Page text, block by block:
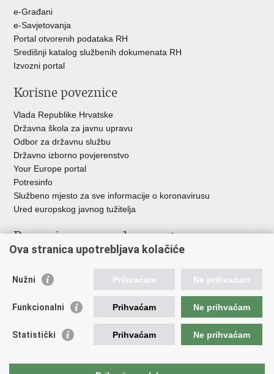
e-Građani
e-Savjetovanja
Portal otvorenih podataka RH
Središnji katalog službenih dokumenata RH
Izvozni portal
Korisne poveznice
Vlada Republike Hrvatske
Državna škola za javnu upravu
Odbor za državnu službu
Državno izborno povjerenstvo
Your Europe portal
Potresinfo
Službeno mjesto za sve informacije o koronavirusu
Ured europskog javnog tužitelja
Poveznice pravosudnog sustava
Državno odvjetništvo
Ured za suzbijanje korupcije i organiziranog kriminaliteta
Državnoodvjetničko vijeće
Hrvatska odvjetnička komora
Europski pravosudni portal
Ova stranica upotrebljava kolačiće
Nužni Prihvaćam Ne prihvaćam
Funkcionalni Prihvaćam Ne prihvaćam
Statistički Prihvaćam Ne prihvaćam